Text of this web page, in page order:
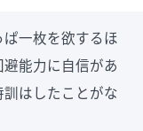
一枚を欲するほ
能力に自信があ
はしたことがな